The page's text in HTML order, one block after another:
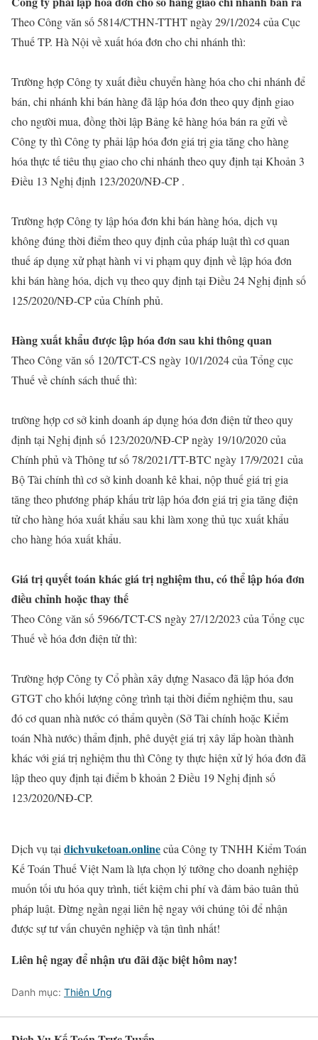
Theo Công văn số 5814/CTHN-TTHT ngày 29/1/2024 của Cục
Thuế TP. Hà Nội về xuất hóa đơn cho chi nhánh thì:
Trường hợp Công ty xuất điều chuyển hàng hóa cho chi nhánh để
bán, chi nhánh khi bán hàng đã lập hóa đơn theo quy định giao
cho người mua, đồng thời lập Bảng kê hàng hóa bán ra gửi về
Công ty thì Công ty phải lập hóa đơn giá trị gia tăng cho hàng
hóa thực tế tiêu thụ giao cho chi nhánh theo quy định tại Khoản 3
Điều 13 Nghị định 123/2020/NĐ-CP .
Trường hợp Công ty lập hóa đơn khi bán hàng hóa, dịch vụ
không đúng thời điểm theo quy định của pháp luật thì cơ quan
thuế áp dụng xử phạt hành vi vi phạm quy định về lập hóa đơn
khi bán hàng hóa, dịch vụ theo quy định tại Điều 24 Nghị định số
125/2020/NĐ-CP của Chính phủ.
Hàng xuất khẩu được lập hóa đơn sau khi thông quan
Theo Công văn số 120/TCT-CS ngày 10/1/2024 của Tổng cục
Thuế về chính sách thuế thì:
trường hợp cơ sở kinh doanh áp dụng hóa đơn điện tử theo quy
định tại Nghị định số 123/2020/NĐ-CP ngày 19/10/2020 của
Chính phủ và Thông tư số 78/2021/TT-BTC ngày 17/9/2021 của
Bộ Tài chính thì cơ sở kinh doanh kê khai, nộp thuế giá trị gia
tăng theo phương pháp khấu trừ lập hóa đơn giá trị gia tăng điện
tử cho hàng hóa xuất khẩu sau khi làm xong thủ tục xuất khẩu
cho hàng hóa xuất khẩu.
Giá trị quyết toán khác giá trị nghiệm thu, có thể lập hóa đơn
điều chỉnh hoặc thay thế
Theo Công văn số 5966/TCT-CS ngày 27/12/2023 của Tổng cục
Thuế về hóa đơn điện tử thì:
Trường hợp Công ty Cổ phần xây dựng Nasaco đã lập hóa đơn
GTGT cho khối lượng công trình tại thời điểm nghiệm thu, sau
đó cơ quan nhà nước có thẩm quyền (Sở Tài chính hoặc Kiểm
toán Nhà nước) thẩm định, phê duyệt giá trị xây lắp hoàn thành
khác với giá trị nghiệm thu thì Công ty thực hiện xử lý hóa đơn đã
lập theo quy định tại điểm b khoản 2 Điều 19 Nghị định số
123/2020/NĐ-CP.
Dịch vụ tại dichvuketoan.onlinecủa Công ty TNHH Kiểm Toán
Kế Toán Thuế Việt Nam là lựa chọn lý tưởng cho doanh nghiệp
muốn tối ưu hóa quy trình, tiết kiệm chi phí và đảm bảo tuân thủ
pháp luật. Đừng ngần ngại liên hệ ngay với chúng tôi để nhận
được sự tư vấn chuyên nghiệp và tận tình nhất!
Liên hệ ngay để nhận ưu đãi đặc biệt hôm nay!
Danh mục: Thiên Ưng